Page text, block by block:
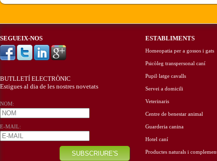
SEGUEIX-NOS
BUTLLETÍ ELECTRÒNIC
Estigues al dia de les nostres novetats
NOM:
E-MAIL:
ESTABLIMENTS
Homeopatia per a gossos i gats
Psicòleg transpersonal caní
Pupil·latge cavalls
Servei a domicili
Veterinaris
Centre de benestar animal
Guarderia canina
Hotel caní
Productes naturals i